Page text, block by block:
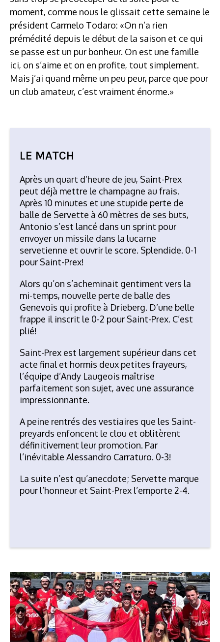
moment, comme nous le glissait cette semaine le
président Carmelo Todaro: «On n’a rien
prémédité depuis le début de la saison et ce qui
se passe est un pur bonheur. On est une famille
ici, on s’aime et on en profite, tout simplement.
Mais j’ai quand même un peu peur, parce que pour
un club amateur, c’est vraiment énorme.»
LE MATCH
Après un quart d’heure de jeu, Saint-Prex
peut déjà mettre le champagne au frais.
Après 10 minutes et une stupide perte de
balle de Servette à 60 mètres de ses buts,
Antonio s’est lancé dans un sprint pour
envoyer un missile dans la lucarne
servetienne et ouvrir le score. Splendide. 0-1
pour Saint-Prex!
Alors qu’on s’acheminait gentiment vers la
mi-temps, nouvelle perte de balle des
Genevois qui profite à Drieberg. D’une belle
frappe il inscrit le 0-2 pour Saint-Prex. C’est
plié!
Saint-Prex est largement supérieur dans cet
acte final et hormis deux petites frayeurs,
l’équipe d’Andy Laugeois maîtrise
parfaitement son sujet, avec une assurance
impressionnante.
A peine rentrés des vestiaires que les Saint-
preyards enfoncent le clou et oblitèrent
définitivement leur promotion. Par
l’inévitable Alessandro Carraturo. 0-3!
La suite n’est qu’anecdote; Servette marque
pour l’honneur et Saint-Prex l’emporte 2-4.